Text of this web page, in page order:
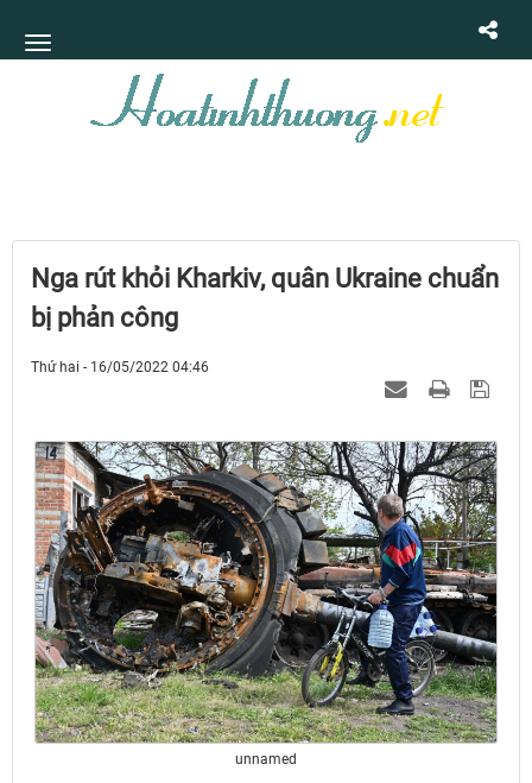
Nga rút khỏi Kharkiv, quân Ukraine chuẩn
bị phản công
Thứ hai - 16/05/2022 04:46
unnamed